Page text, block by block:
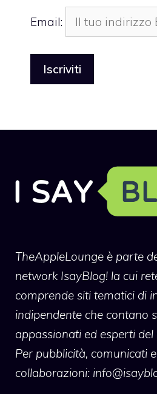
Email:
TheAppleLounge è parte
network IsayBlog! la cui
comprende siti tematici di
indipendente che contano
appassionati ed esperti del
Per pubblicità, comunicati e
collaborazioni: